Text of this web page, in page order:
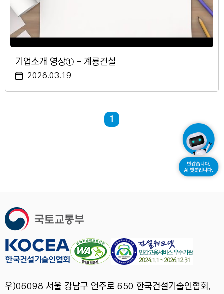
기업소개 영상① - 계룡건설
2026.03.19
1 현재 페이지
우)06098 서울 강남구 언주로 650 한국건설기술인협회,